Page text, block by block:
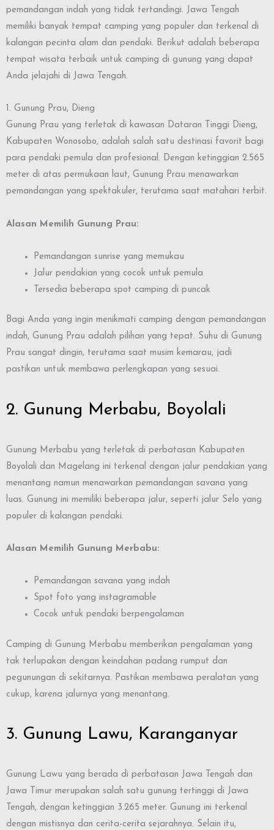
pemandangan indah yang tidak tertandingi. Jawa Tengah
memiliki banyak tempat camping yang populer dan terkenal di
kalangan pecinta alam dan pendaki. Berikut adalah beberapa
tempat wisata terbaik untuk camping di gunung yang dapat
Anda jelajahi di Jawa Tengah.
1. Gunung Prau, Dieng
Gunung Prau yang terletak di kawasan Dataran Tinggi Dieng,
Kabupaten Wonosobo, adalah salah satu destinasi favorit bagi
para pendaki pemula dan profesional. Dengan ketinggian 2.565
meter di atas permukaan laut, Gunung Prau menawarkan
pemandangan yang spektakuler, terutama saat matahari terbit.
Alasan Memilih Gunung Prau:
Pemandangan sunrise yang memukau
Jalur pendakian yang cocok untuk pemula
Tersedia beberapa spot camping di puncak
Bagi Anda yang ingin menikmati camping dengan pemandangan
indah, Gunung Prau adalah pilihan yang tepat. Suhu di Gunung
Prau sangat dingin, terutama saat musim kemarau, jadi
pastikan untuk membawa perlengkapan yang sesuai.
2. Gunung Merbabu, Boyolali
Gunung Merbabu yang terletak di perbatasan Kabupaten
Boyolali dan Magelang ini terkenal dengan jalur pendakian yang
menantang namun menawarkan pemandangan savana yang
luas. Gunung ini memiliki beberapa jalur, seperti jalur Selo yang
populer di kalangan pendaki.
Alasan Memilih Gunung Merbabu:
Pemandangan savana yang indah
Spot foto yang instagramable
Cocok untuk pendaki berpengalaman
Camping di Gunung Merbabu memberikan pengalaman yang
tak terlupakan dengan keindahan padang rumput dan
pegunungan di sekitarnya. Pastikan membawa peralatan yang
cukup, karena jalurnya yang menantang.
3. Gunung Lawu, Karanganyar
Gunung Lawu yang berada di perbatasan Jawa Tengah dan
Jawa Timur merupakan salah satu gunung tertinggi di Jawa
Tengah, dengan ketinggian 3.265 meter. Gunung ini terkenal
dengan mistisnya dan cerita-cerita sejarahnya. Selain itu,